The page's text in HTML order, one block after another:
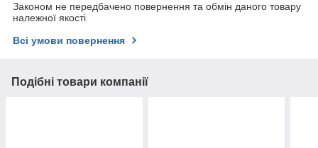
Законом не передбачено повернення та обмін даного товару
належної якості
Всі умови повернення
Подібні товари компанії